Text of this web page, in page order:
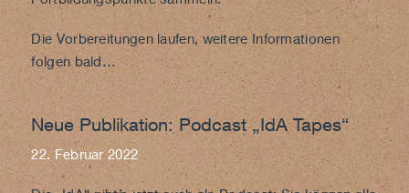
Die Vorbereitungen laufen, weitere Informationen
folgen bald…
Neue Publikation: Podcast „IdA Tapes“
22. Februar 2022